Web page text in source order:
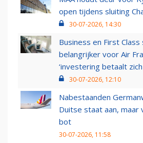
open tijdens sluiting
30-07-2026, 14:30
Business en First
belangrijker voor Air
‘investering betaalt zich
30-07-2026, 12:10
Nabestaanden
Duitse staat aan, maar
bot
30-07-2026, 11:58